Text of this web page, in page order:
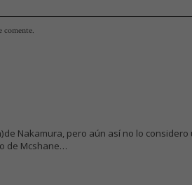
comente.
Nakamura, pero aún así no lo
de Mcshane…